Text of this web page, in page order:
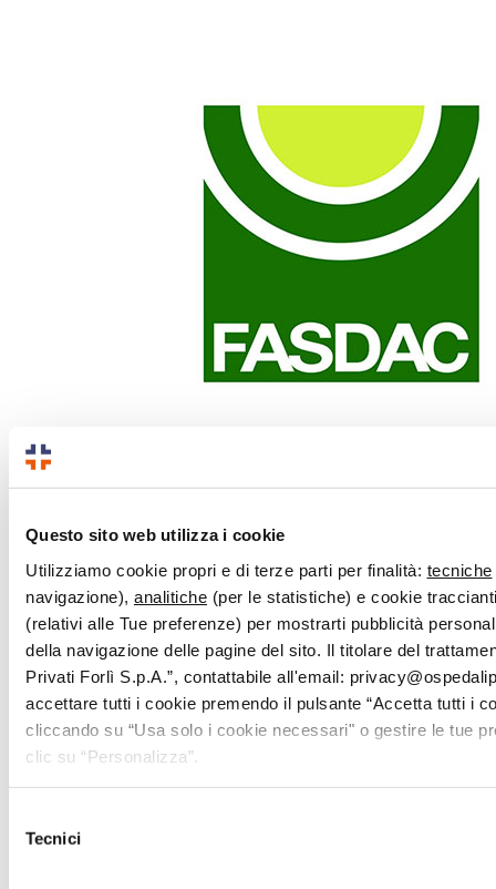
Questo sito web utilizza i cookie
Utilizziamo cookie propri e di terze parti per finalità: tecniche
navigazione), analitiche (per le statistiche) e cookie
(relativi alle Tue preferenze) per mostrarti pubblicità
della navigazione delle pagine del sito. Il titolare del
Privati Forlì S.p.A.”, contattabile all'email:
accettare tutti i cookie premendo il pulsante “Accetta tutti i
cliccando su “Usa solo i cookie necessari" o gestire le tue
clic su “Personalizza”.
delTecnici